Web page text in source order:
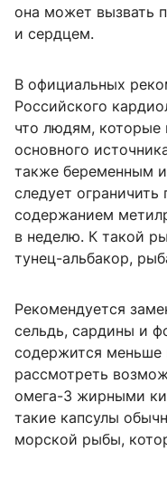
она может вызвать
и сердцем.
В официальных
Российского
что людям, которые
основного
также беременным
следует
содержанием
в неделю. К такой
тунец-альбакор,
Рекомендуется
сельдь, сардины и
содержится
рассмотреть
омега-3 жирными
такие капсулы
морской рыбы,